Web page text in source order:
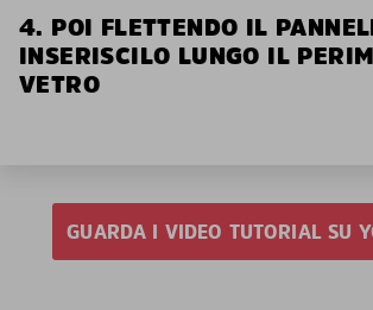
4. POI FLETTENDO IL
INSERISCILO LUNGO IL
VETRO
GUARDA I VIDEO TUTORIAL SU